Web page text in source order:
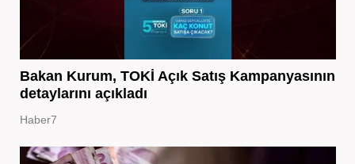
Bakan Kurum, TOKİ Açık Satış Kampanyasının
detaylarını açıkladı
Haber7